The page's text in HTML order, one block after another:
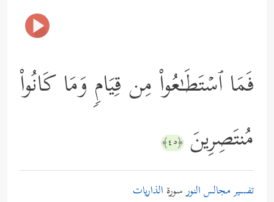
فَمَا ٱسۡتَطَـٰعُواْ مِن قِیَامࣲ وَمَا كَانُواْ
مُنتَصِرِینَ ﴿٤٥﴾
تفسير مجالس النورسورة الذاريات